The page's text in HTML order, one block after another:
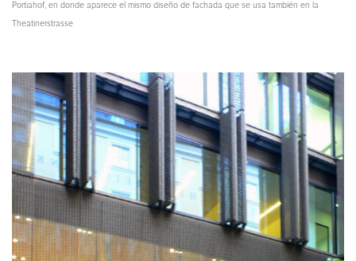
Portiahof, en donde aparece el mismo diseño de fachada que se usa también en la
Theatinerstrasse